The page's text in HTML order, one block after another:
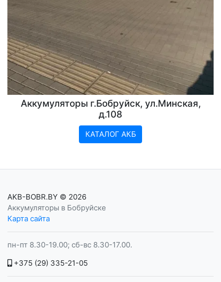
Аккумуляторы г.Бобруйск, ул.Минская,
д.108
КАТАЛОГ АКБ
AKB-BOBR.BY © 2026
Аккумуляторы в Бобруйске
Карта сайта
пн-пт 8.30-19.00; сб-вс 8.30-17.00.
+375 (29) 335-21-05